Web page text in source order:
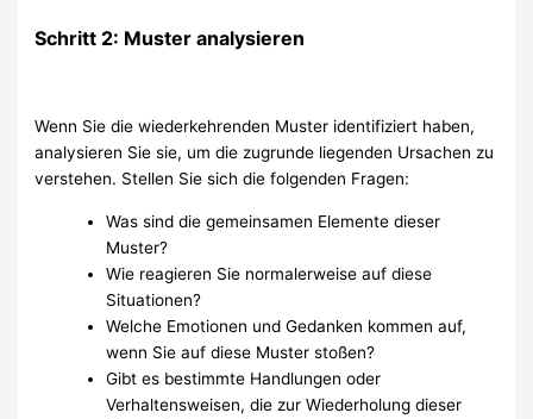
Schritt 2: Muster analysieren
Wenn Sie die wiederkehrenden Muster identifiziert haben,
analysieren Sie sie, um die zugrunde liegenden Ursachen zu
verstehen. Stellen Sie sich die folgenden Fragen:
Was sind die gemeinsamen Elemente dieser
Muster?
Wie reagieren Sie normalerweise auf diese
Situationen?
Welche Emotionen und Gedanken kommen auf,
wenn Sie auf diese Muster stoßen?
Gibt es bestimmte Handlungen oder
Verhaltensweisen, die zur Wiederholung dieser